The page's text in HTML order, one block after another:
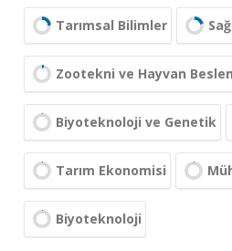
Tarımsal Bilimler
Zootekni ve Hayvan
Biyoteknoloji ve Genetik
Tarım Ekonomisi
Biyoteknoloji